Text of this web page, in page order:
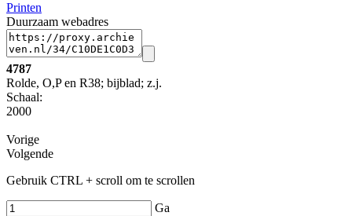
Printen
Duurzaam webadres
4787
Rolde, O,P en R38; bijblad; z.j.
Schaal:
2000
Vorige
Volgende
Gebruik CTRL + scroll om te scrollen
Ga